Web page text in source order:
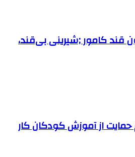
قند کامور ;شیرینی بی‌قند،
حمایت از آموزش کودکان کار